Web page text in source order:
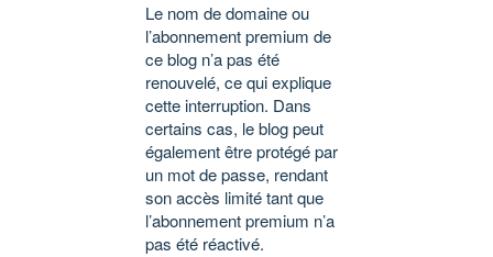
Le nom de domaine ou
l’abonnement premium de
ce blog n’a pas été
renouvelé, ce qui explique
cette interruption. Dans
certains cas, le blog peut
également être protégé par
un mot de passe, rendant
son accès limité tant que
l’abonnement premium n’a
pas été réactivé.